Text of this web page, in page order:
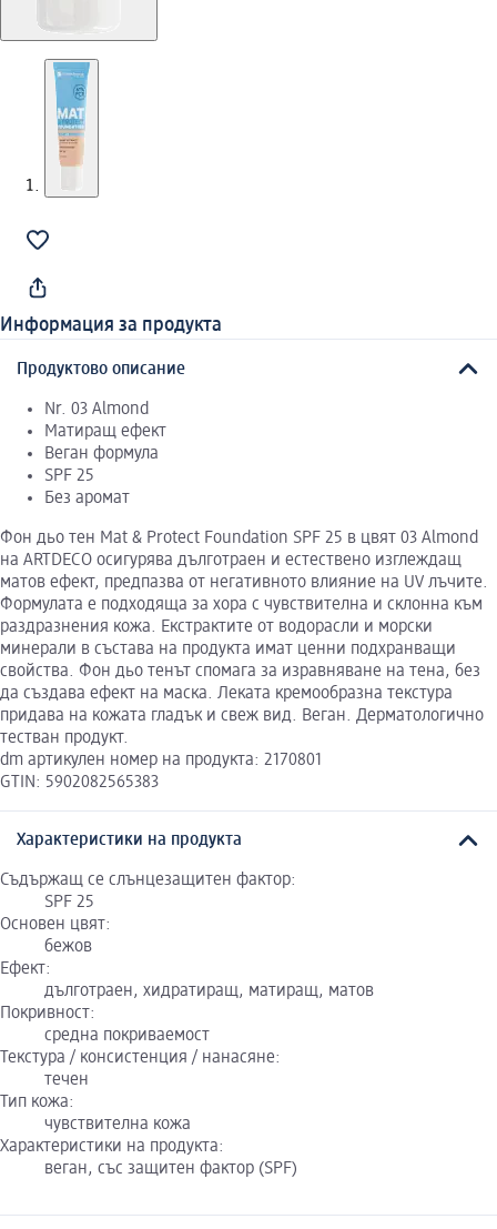
Информация за продукта
Продуктово описание
Nr. 03 Almond
Матиращ ефект
Веган формула
SPF 25
Без аромат
Фон дьо тен Mat & Protect Foundation SPF 25 в цвят 03 Almond
на ARTDECO осигурява дълготраен и естественo изглеждащ
матов ефект, предпазва от негативното влияние на UV лъчите.
Формулата е подходяща за хора с чувствителна и склонна към
раздразнения кожа. Екстрактите от водорасли и морски
минерали в състава на продукта имат ценни подхранващи
свойства. Фон дьо тенът спомага за изравняване на тена, без
да създава ефект на маска. Леката кремообразна текстура
придава на кожата гладък и свеж вид. Веган. Дерматологично
тестван продукт.
dm артикулен номер на продукта: 2170801
GTIN: 5902082565383
Характеристики на продукта
Съдържащ се слънцезащитен фактор:
SPF 25
Основен цвят:
бежов
Ефект:
дълготраен, хидратиращ, матиращ, матов
Покривност:
средна покриваемост
Текстура / консистенция / нанасяне:
течен
Тип кожа:
чувствителна кожа
Характеристики на продукта:
веган, със защитен фактор (SPF)